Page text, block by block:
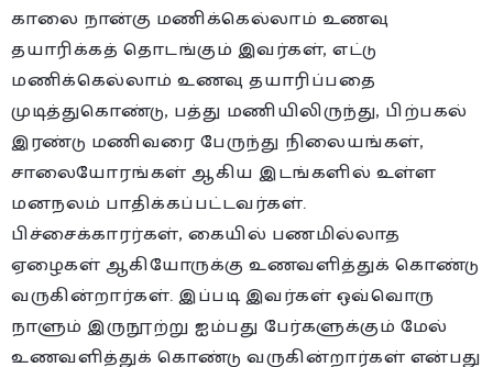
காலை நான்கு மணிக்கெல்லாம் உணவு
தயாரிக்கத் தொடங்கும் இவர்கள், எட்டு
மணிக்கெல்லாம் உணவு தயாரிப்பதை
முடித்துகொண்டு, பத்து மணியிலிருந்து, பிற்பகல்
இரண்டு மணிவரை பேருந்து நிலையங்கள்,
சாலையோரங்கள் ஆகிய இடங்களில் உள்ள
மனநலம் பாதிக்கப்பட்டவர்கள்.
பிச்சைக்காரர்கள், கையில் பணமில்லாத
ஏழைகள் ஆகியோருக்கு உணவளித்துக் கொண்டு
வருகின்றார்கள். இப்படி இவர்கள் ஒவ்வொரு
நாளும் இருநூற்று ஐம்பது பேர்களுக்கும் மேல்
உணவளித்துக் கொண்டு வருகின்றார்கள் என்பது